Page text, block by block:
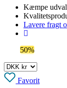
Kæmpe
Lavere fragt
50%
Favorit